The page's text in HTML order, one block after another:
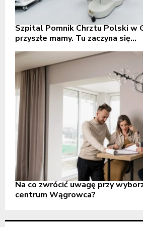
Szpital Pomnik Chrztu Polski w
przyszłe mamy. Tu zaczyna się...
Na co zwrócić uwagę przy
centrum Wągrowca?